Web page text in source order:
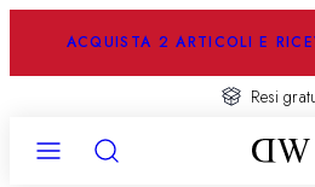
ACQUISTA 2 ARTICOLI E
Resi
Ricerca